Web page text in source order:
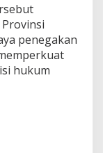
penegakan
hukum